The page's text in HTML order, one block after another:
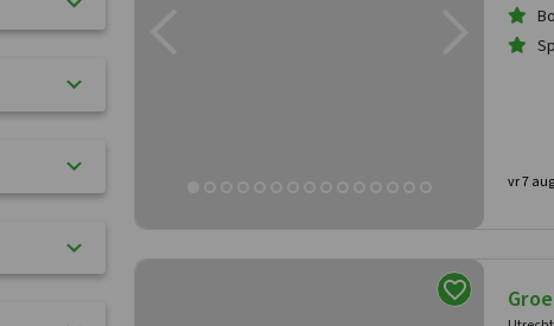
vr 7